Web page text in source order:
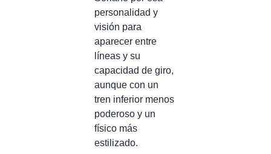
personalidad y
visión para
aparecer entre
líneas y su
capacidad de giro,
aunque con un
tren inferior menos
poderoso y un
físico más
estilizado.